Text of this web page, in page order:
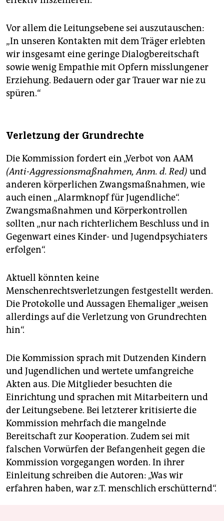
Vor allem die Leitungsebene sei auszutauschen:
„In unseren Kontakten mit dem Träger erlebten
wir insgesamt eine geringe Dialogbereitschaft
sowie wenig Empathie mit Opfern misslungener
Erziehung. Bedauern oder gar Trauer war nie zu
spüren.“
Verletzung der Grundrechte
Die Kommission fordert ein „Verbot von AAM
(Anti-Aggressionsmaßnahmen, Anm. d. Red) und
anderen körperlichen Zwangsmaßnahmen, wie
auch einen „Alarmknopf für Jugendliche“.
Zwangsmaßnahmen und Körperkontrollen
sollten „nur nach richterlichem Beschluss und in
Gegenwart eines Kinder- und Jugendpsychiaters
erfolgen“.
Aktuell könnten keine
Menschenrechtsverletzungen festgestellt werden.
Die Protokolle und Aussagen Ehemaliger „weisen
allerdings auf die Verletzung von Grundrechten
hin“.
Die Kommission sprach mit Dutzenden Kindern
und Jugendlichen und wertete umfangreiche
Akten aus. Die Mitglieder besuchten die
Einrichtung und sprachen mit Mitarbeitern und
der Leitungsebene. Bei letzterer kritisierte die
Kommission mehrfach die mangelnde
Bereitschaft zur Kooperation. Zudem sei mit
falschen Vorwürfen der Befangenheit gegen die
Kommission vorgegangen worden. In ihrer
Einleitung schreiben die Autoren: „Was wir
erfahren haben, war z.T. menschlich erschütternd“.